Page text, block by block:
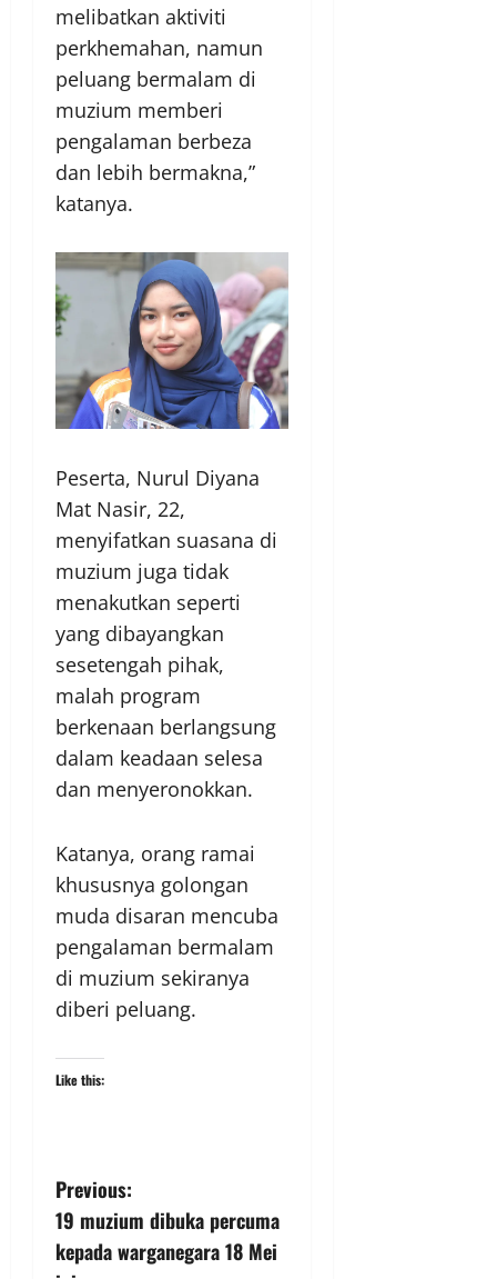
melibatkan aktiviti
perkhemahan, namun
peluang bermalam di
muzium memberi
pengalaman berbeza
dan lebih bermakna,”
katanya.
Peserta, Nurul Diyana
Mat Nasir, 22,
menyifatkan suasana di
muzium juga tidak
menakutkan seperti
yang dibayangkan
sesetengah pihak,
malah program
berkenaan berlangsung
dalam keadaan selesa
dan menyeronokkan.
Katanya, orang ramai
khususnya golongan
muda disaran mencuba
pengalaman bermalam
di muzium sekiranya
diberi peluang.
Like this:
Previous:
19 muzium dibuka percuma
kepada warganegara 18 Mei